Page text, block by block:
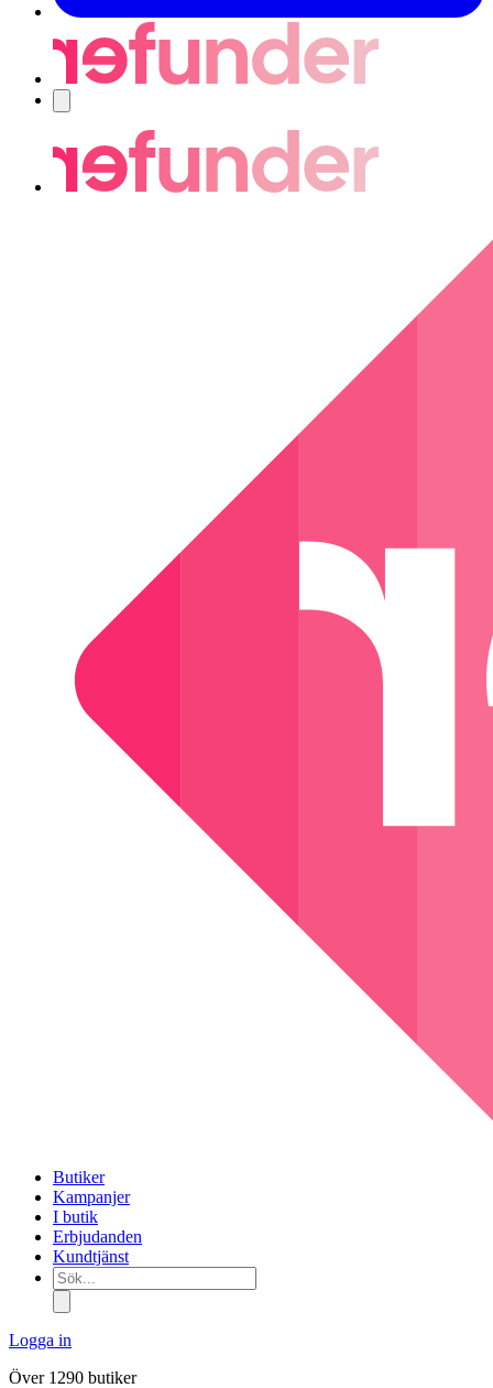
Butiker
Kampanjer
I butik
Erbjudanden
Kundtjänst
Sök...
Logga in
Över 1290 butiker